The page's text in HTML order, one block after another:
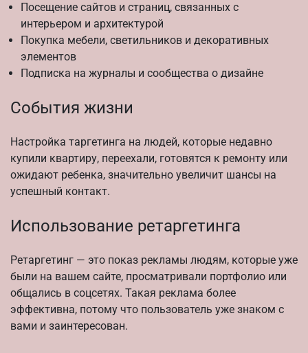
Посещение сайтов и страниц, связанных с
интерьером и архитектурой
Покупка мебели, светильников и декоративных
элементов
Подписка на журналы и сообщества о дизайне
События жизни
Настройка таргетинга на людей, которые недавно
купили квартиру, переехали, готовятся к ремонту или
ожидают ребенка, значительно увеличит шансы на
успешный контакт.
Использование ретаргетинга
Ретаргетинг — это показ рекламы людям, которые уже
были на вашем сайте, просматривали портфолио или
общались в соцсетях. Такая реклама более
эффективна, потому что пользователь уже знаком с
вами и заинтересован.